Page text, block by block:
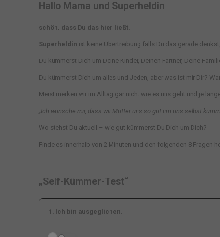
Hallo Mama und Superheldin
schön, dass Du das hier ließt.
Superheldin ist keine Übertreibung falls Du das gerade
Du kümmerst Dich um Deine Kinder, Deinen Partner, Deine
Du kümmerst Dich um alles und Jeden, aber was ist mir Dir?
Meist merken wir im Alltag gar nicht wie es uns geht und je
„Ich wünsche mir, dass wir Mütter uns so gut um uns selbst
Wo stehst Du aktuell – wie gut kümmerst Du Dich um Dich?
Finde es innerhalb von 2 Minuten und den folgenden 8 Fragen
„Self-Kümmer-Test“
1. Ich bin ausgeglichen.